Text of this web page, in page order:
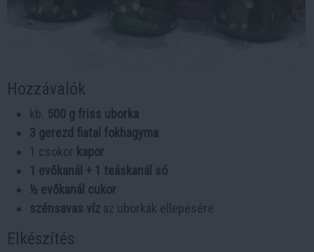
Hozzávalók
kb. 500 g friss uborka
3 gerezd fiatal fokhagyma
1 csokor kapor
1 evőkanál + 1 teáskanál só
½ evőkanál cukor
szénsavas víz az uborkák ellepésére
Elkészítés